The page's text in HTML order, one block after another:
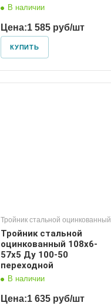
В наличии
Цена:1 585 руб/шт
КУПИТЬ
Тройник стальной оцинкованный
Тройник стальной
оцинкованный 108х6-
57х5 Ду 100-50
переходной
В наличии
Цена:1 635 руб/шт